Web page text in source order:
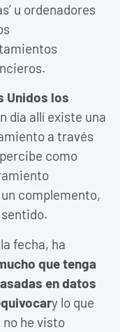
u ordenadores
Unidos los
día allí existe una
a través
percibe como
complemento,
fecha, ha
que tenga
en datos
y lo que
he visto